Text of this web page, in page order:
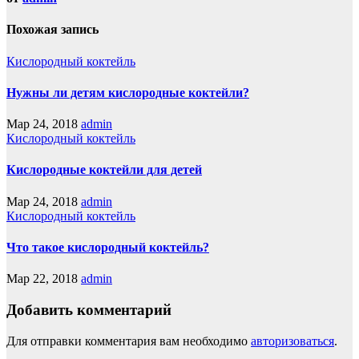
Похожая запись
Кислородный коктейль
Нужны ли детям кислородные коктейли?
Мар 24, 2018 admin
Кислородный коктейль
Кислородные коктейли для детей
Мар 24, 2018 admin
Кислородный коктейль
Что такое кислородный коктейль?
Мар 22, 2018 admin
Добавить комментарий
Для отправки комментария вам необходимо авторизоваться.